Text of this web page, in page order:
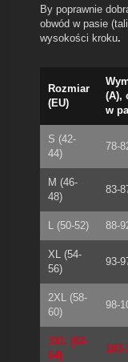
By poprawnie
obwód w pasie
wysokości kroku.
Rozmiar
(EU)
(A),
w
S (42-
44)
78-
M (46-
48)
83-
L (50-52) 88-
XL (54-
56)
93-
2XL (58-
60)
98-
3XL (62-
64)